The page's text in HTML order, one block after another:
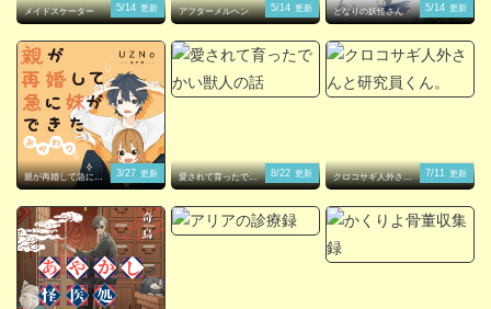
メイドスケーター 5/14 更新 アフターメルヘン 5/14 更新 となりの妖怪さん 5/14 更新
親が再婚して急に妹
ができた
3/27 更新
愛されて育ったでか
い獣人の話
8/22 更新
クロコサギ人外さん
と研究員くん。
7/11 更新